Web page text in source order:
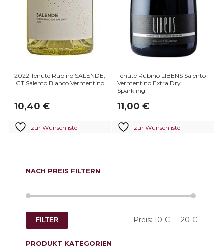
2022 Tenute Rubino SALENDE,
IGT Salento Bianco Vermentino
10,40€
zur Wunschliste
Tenute Rubino LIBENS Salento
Vermentino Extra Dry
Sparkling
11,00 €
zur Wunschliste
NACH PREIS FILTERN
Min.
Max.
FILTER Preis: 10 €— 20 €
PRODUKT KATEGORIEN